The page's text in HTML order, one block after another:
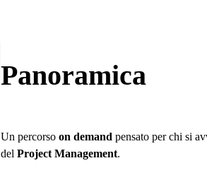
Panoramica
Un percorso on demand pensato per chi si
del Project Management.